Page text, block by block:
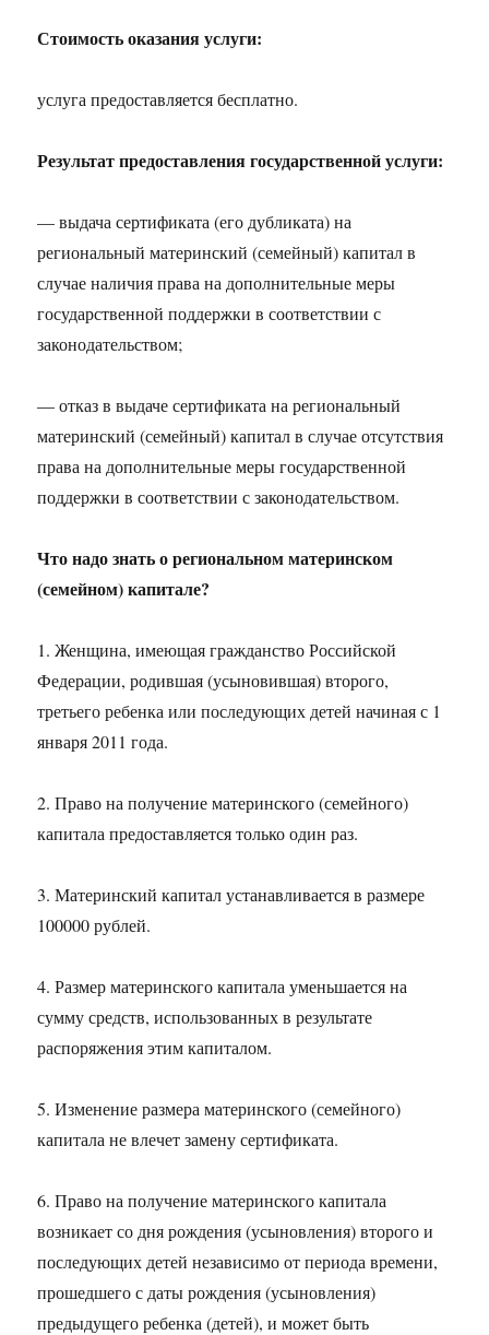
Стоимость оказания услуги:
услуга предоставляется бесплатно.
Результат предоставления государственной услуги:
— выдача сертификата (его дубликата) на
региональный материнский (семейный) капитал в
случае наличия права на дополнительные меры
государственной поддержки в соответствии с
законодательством;
— отказ в выдаче сертификата на региональный
материнский (семейный) капитал в случае отсутствия
права на дополнительные меры государственной
поддержки в соответствии с законодательством.
Что надо знать о региональном материнском
(семейном) капитале?
1. Женщина, имеющая гражданство Российской
Федерации, родившая (усыновившая) второго,
третьего ребенка или последующих детей начиная с 1
января 2011 года.
2. Право на получение материнского (семейного)
капитала предоставляется только один раз.
3. Материнский капитал устанавливается в размере
100000 рублей.
4. Размер материнского капитала уменьшается на
сумму средств, использованных в результате
распоряжения этим капиталом.
5. Изменение размера материнского (семейного)
капитала не влечет замену сертификата.
6. Право на получение материнского капитала
возникает со дня рождения (усыновления) второго и
последующих детей независимо от периода времени,
прошедшего с даты рождения (усыновления)
предыдущего ребенка (детей), и может быть